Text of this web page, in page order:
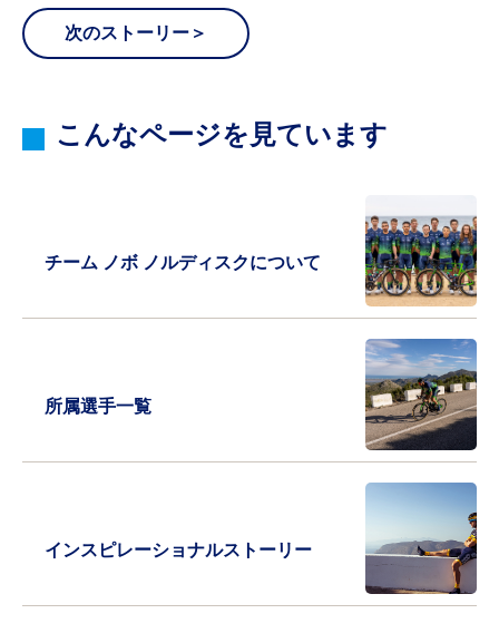
次のストーリー＞
こんなページを見ています
チーム ノボ ノルディスクについて
所属選手一覧
インスピレーショナルストーリー